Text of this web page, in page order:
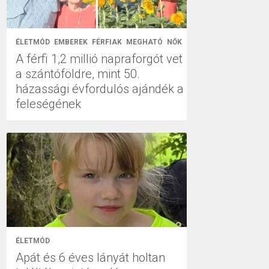
ÉLETMÓD EMBEREK FÉRFIAK MEGHATÓ NŐK
A férfi 1,2 millió napraforgót vet
a szántóföldre, mint 50.
házassági évfordulós ajándék a
feleségének
ÉLETMÓD
Apát és 6 éves lányát holtan